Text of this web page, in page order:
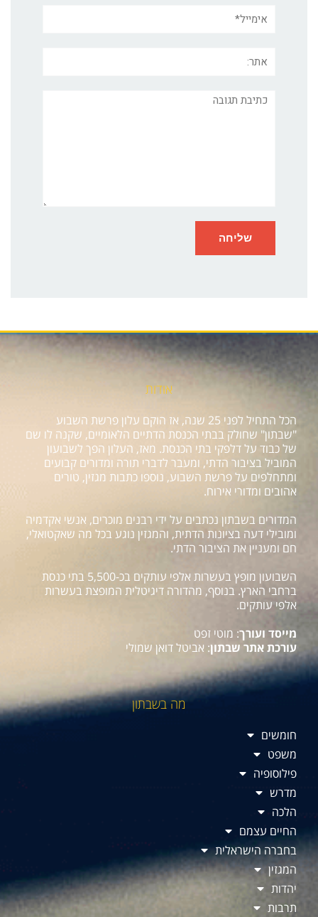
תגובה
אודות
הכל התחיל לפני 25 שנה, אז הוקם עלון פרשת השבוע
"שבתון" שחולק בבתי הכנסת הדתיים הלאומיים, שקנה לו שם
של כבוד על דלפקי בתי הכנסת. מאז, העלון הפך לשבועון
המוביל בציבור הדתי, ומעבר לדברי תורה ומדורים קבועים
ומתחלפים על פרשת השבוע, נוספו כתבות מגזין, טורים
אהובים ומדורי אירוח.
המדורים בשבתון נכתבים על ידי רבנים מוכרים, אנשי אקדמיה
ומובילי דעה בציונות הדתית, והמגזין נוגע בכל מה שאקטואלי,
חם ומעניין את הציבור הדתי.
השבועון מופץ בעשרות אלפי עותקים בכ-5,500 בתי כנסת
ברחבי הארץ. בנוסף, מהדורה דיגיטלית המופצת בעשרות
אלפי עותקים.
מייסד ועורך: מוטי זפט
עורכת אתר שבתון: אביטל דואן שמולי
מה בשבתון
חומשים
משפט
פילוסופיה
מדרש
הלכה
החיים עצמם
בחברה הישראלית
המגזין
יהדות
תרבות